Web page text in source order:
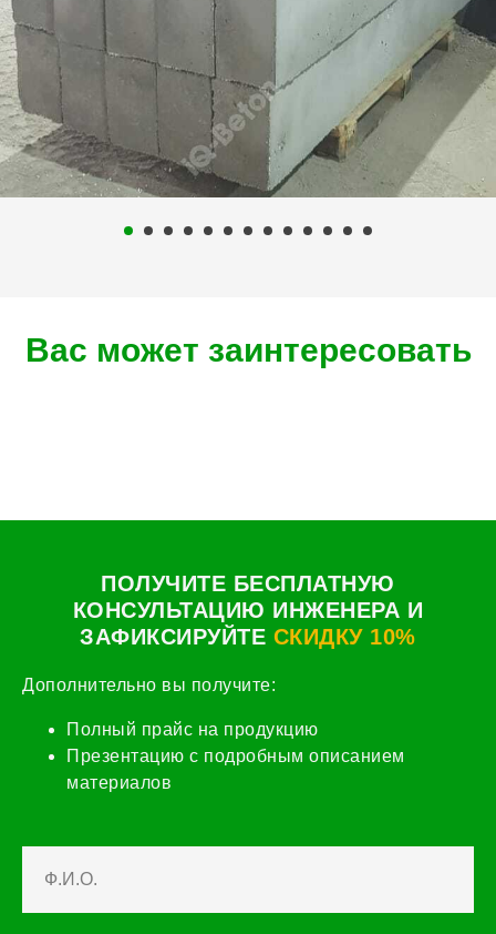
Вас может заинтересовать
ПОЛУЧИТЕ БЕСПЛАТНУЮ
КОНСУЛЬТАЦИЮ ИНЖЕНЕРА И
ЗАФИКСИРУЙТЕ СКИДКУ 10%
Дополнительно вы получите:
Полный прайс на продукцию
Презентацию с подробным описанием
материалов